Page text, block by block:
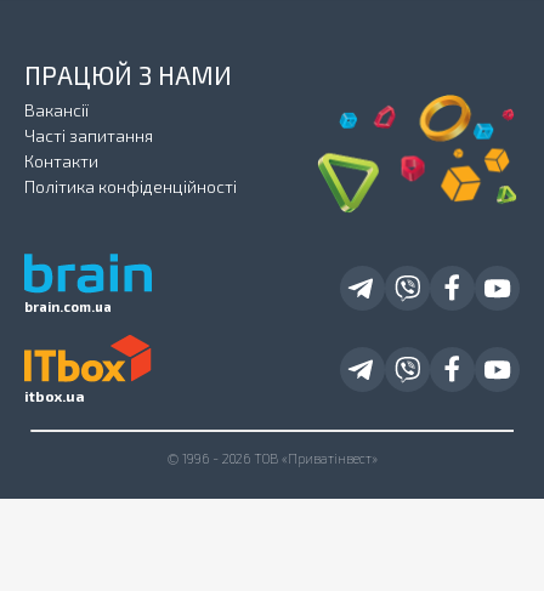
brain.com.ua
ПРАЦЮЙ З НАМИ
Вакансії
Часті запитання
Контакти
Політика конфіденційності
itbox.ua
© 1996 - 2026 ТОВ «Приватінвест»